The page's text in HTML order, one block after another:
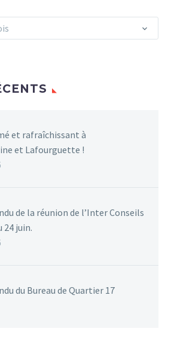
et rafraîchissant à
et Lafourguette !
de la réunion de l’Inter Conseils
24 juin.
du Bureau de Quartier 17